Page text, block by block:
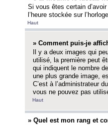
Si vous êtes certain
l’heure stockée sur
Haut
» Comment puis-je
Il y a deux images qui
utilisé, la première peut
qui indiquent le nombre
une plus grande image,
C’est à l’administrateur
vous ne pouvez pas
Haut
» Quel est mon rang et